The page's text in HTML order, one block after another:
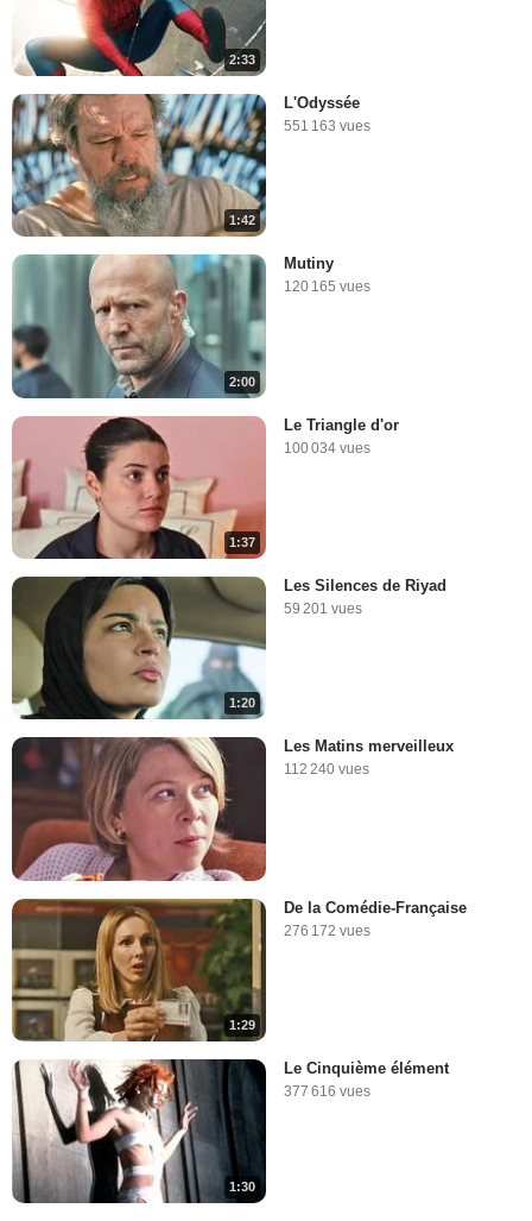
2:33
1:42
L'Odyssée
551 163 vues
2:00
Mutiny
120 165 vues
1:37
Le Triangle d'or
100 034 vues
1:20
Les Silences de Riyad
59 201 vues
Les Matins merveilleux
112 240 vues
1:29
De la Comédie-Française
276 172 vues
1:30
Le Cinquième élément
377 616 vues